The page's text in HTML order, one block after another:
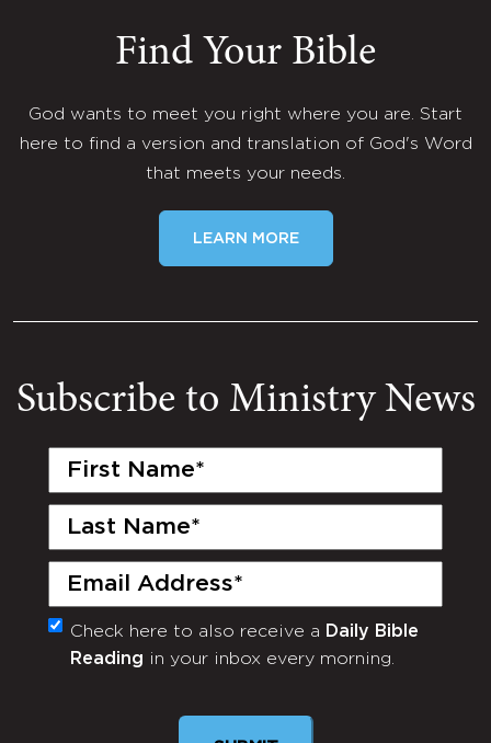
Find Your Bible
God wants to meet you right where you are. Start
here to find a version and translation of God's Word
that meets your needs.
LEARN MORE
Subscribe to Ministry News
First
Last
Email
(Required)
Monthly
Newsletter
Check here to also receive a Daily Bible
Reading in your inbox every morning.